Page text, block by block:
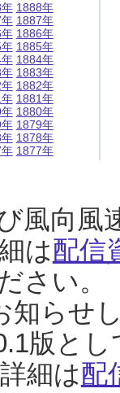
1888年
1887年
1886年
1885年
1884年
1883年
1882年
1881年
1880年
1879年
1878年
1877年
風向風
は配信
さい。
知らせ
版と
細は配